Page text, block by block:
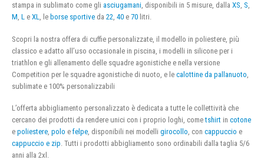
stampa in sublimato come gli asciugamani, disponibili in 5 misure, dalla XS, S,
M, L e XL, le borse sportive da 22, 40 e 70 litri.
Scopri la nostra offera di cuffie personalizzate, il modello in poliestere, più
classico e adatto all’uso occasionale in piscina, i modelli in silicone per i
triathlon e gli allenamento delle squadre agonistiche e nella versione
Competition per le squadre agonistiche di nuoto, e le calottine da pallanuoto
sublimate e 100% personalizzabili
L’offerta abbigliamento personalizzato è dedicata a tutte le collettività che
cercano dei prodotti da rendere unici con i proprio loghi, cometshirt in cotone
e poliestere polo e felpe , disponibili nei modelli girocollo , con cappuccio e
cappuccio e zip . Tutti i prodotti abbigliamento sono ordinabili dalla taglia 5/6
anni alla 2xl.